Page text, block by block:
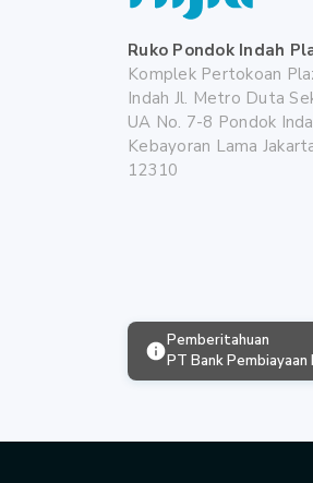
Ruko Pondok Indah
Komplek Pertokoan
Indah Jl. Metro Duta
UA No. 7-8 Pondok
Kebayoran Lama
12310
Pemberitahuan
PT Bank